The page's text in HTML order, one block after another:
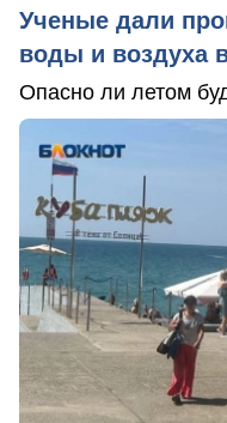
Ученые дали
воды и воздуха
Опасно ли летом